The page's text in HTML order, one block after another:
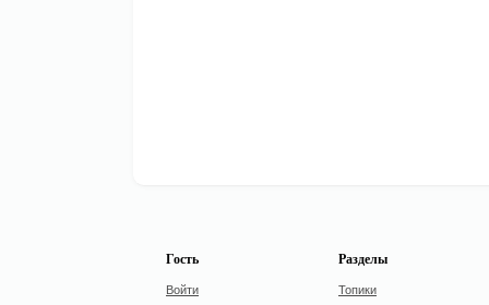
Гость
Войти
Разделы
Топики